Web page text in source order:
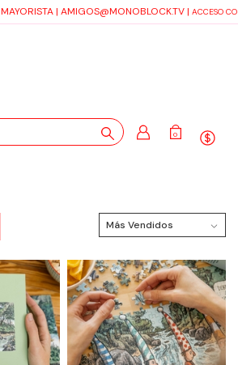
|AMIGOS@MONOBLOCK.TV|ACCESO CON
0